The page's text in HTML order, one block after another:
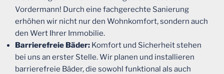
Vordermann! Durch eine fachgerechte Sanierung
erhöhen wir nicht nur den Wohnkomfort, sondern auch
den Wert Ihrer Immobilie.
Barrierefreie Bäder: Komfort und Sicherheit stehen
bei uns an erster Stelle. Wir planen und installieren
barrierefreie Bäder, die sowohl funktional als auch